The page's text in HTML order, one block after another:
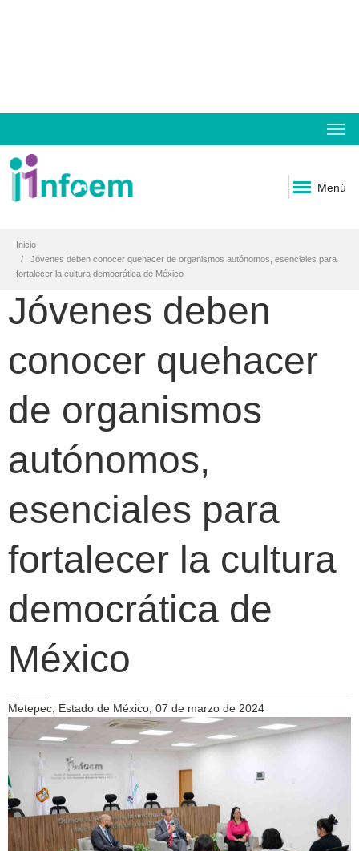
Menú
Inicio
Jóvenes deben conocer quehacer de organismos autónomos, esenciales para
fortalecer la cultura democrática de México
Jóvenes deben
conocer quehacer
de organismos
autónomos,
esenciales para
fortalecer la cultura
democrática de
México
Metepec, Estado de México, 07 de marzo de 2024